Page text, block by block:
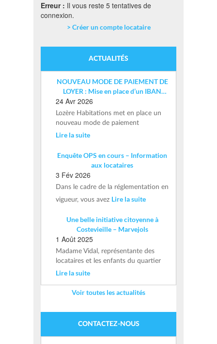
Erreur : Il vous reste 5 tentatives de
connexion.
> Créer un compte locataire
ACTUALITÉS
NOUVEAU MODE DE PAIEMENT DE
LOYER : Mise en place d’un IBAN
24 Avr 2026
Lozère Habitations met en place un
nouveau mode de paiement
Lire la suite
Enquête OPS en cours – Information
aux locataires
3 Fév 2026
Dans le cadre de la réglementation en
vigueur, vous avez Lire la suite
Une belle initiative citoyenne à
Costevieille – Marvejols
1 Août 2025
Madame Vidal, représentante des
locataires et les enfants du quartier
Lire la suite
Voir toutes les actualités
CONTACTEZ-NOUS